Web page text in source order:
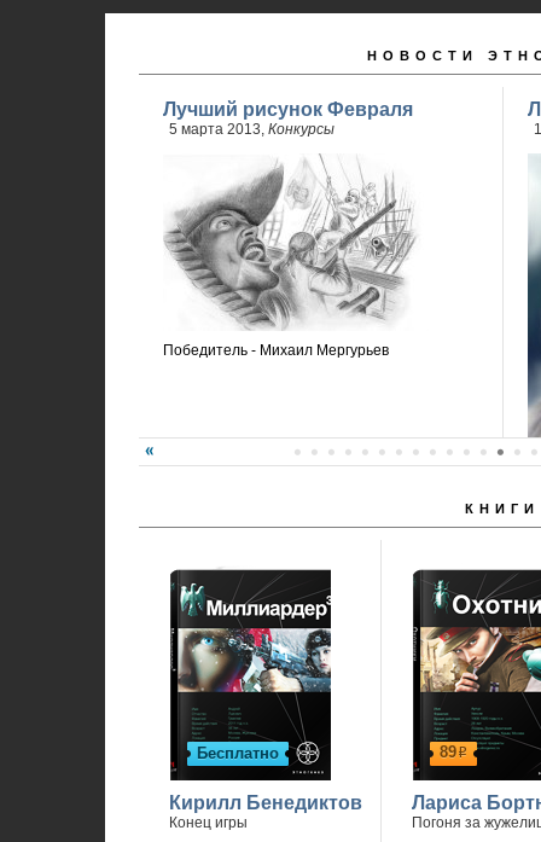
НОВОСТИ
Лучший рисунок Февраля
5 марта 2013, Конкурсы
Победитель - Михаил Мергурьев
КНИГИ
Бесплатно
Кирилл Бенедиктов
Конец игры
89р
Лариса
Погоня за